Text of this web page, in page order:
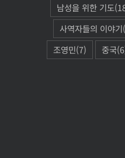
남성을 위한 기도
사역자들의 이야기
조영민(7) 중국